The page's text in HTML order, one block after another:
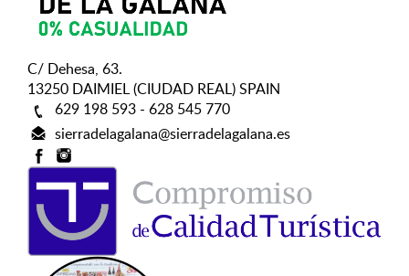
C/ Dehesa, 63.
13250 DAIMIEL (CIUDAD REAL) SPAIN
629 198 593 - 628 545 770
sierradelagalana@sierradelagalana.es